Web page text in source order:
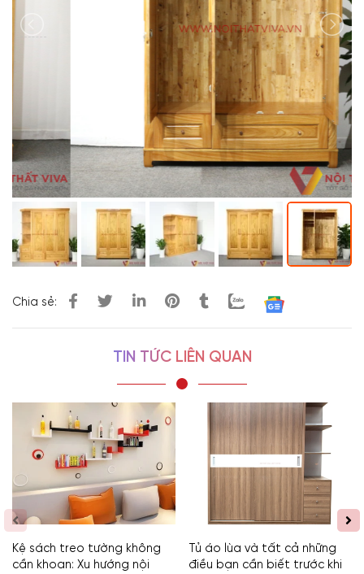
Chia sẻ:
TIN TỨC LIÊN QUAN
Kệ sách treo tường không
cần khoan: Xu hướng nội
Tủ áo lùa và tất cả những
điều bạn cần biết trước khi